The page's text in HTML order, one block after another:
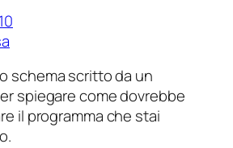
schema scritto da un
spiegare come dovrebbe
il programma che stai